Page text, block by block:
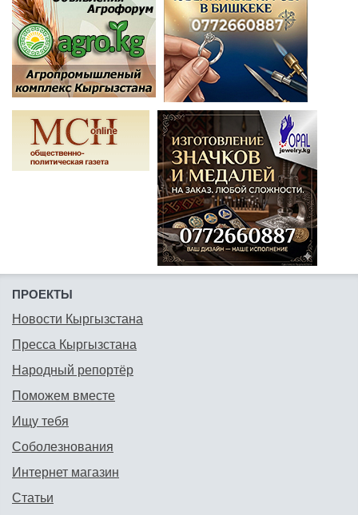
ПРОЕКТЫ
Новости Кыргызстана
Пресса Кыргызстана
Народный репортёр
Поможем вместе
Ищу тебя
Соболезнования
Интернет магазин
Статьи